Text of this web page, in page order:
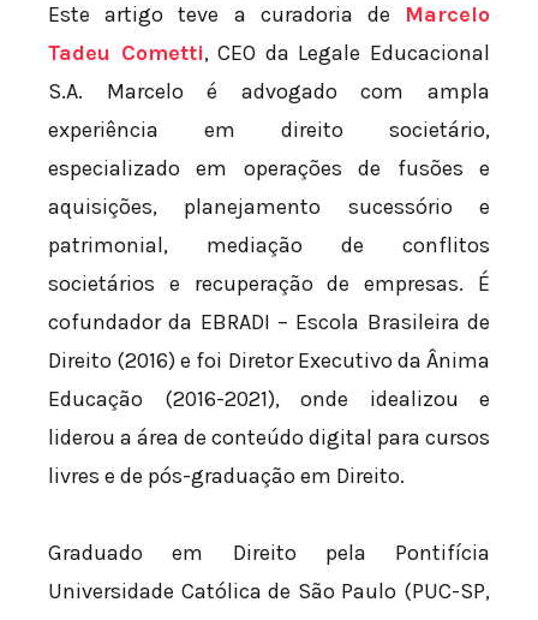
Este artigo teve a curadoria de Marcelo
Tadeu Cometti, CEO da Legale Educacional
S.A. Marcelo é advogado com ampla
experiência em direito societário,
especializado em operações de fusões e
aquisições, planejamento sucessório e
patrimonial, mediação de conflitos
societários e recuperação de empresas. É
cofundador da EBRADI – Escola Brasileira de
Direito (2016) e foi Diretor Executivo da Ânima
Educação (2016-2021), onde idealizou e
liderou a área de conteúdo digital para cursos
livres e de pós-graduação em Direito.
Graduado em Direito pela Pontifícia
Universidade Católica de São Paulo (PUC-SP,